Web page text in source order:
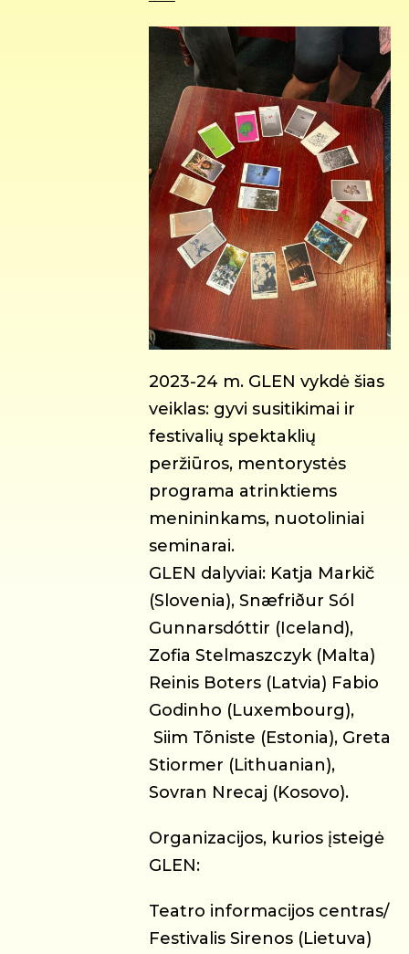
2023-24 m. GLEN vykdė šias
veiklas: gyvi susitikimai ir
festivalių spektaklių
peržiūros, mentorystės
programa atrinktiems
menininkams, nuotoliniai
seminarai.
GLEN dalyviai: Katja Markič
(Slovenia), Snæfriður Sól
Gunnarsdóttir (Iceland),
Zofia Stelmaszczyk (Malta)
Reinis Boters (Latvia) Fabio
Godinho (Luxembourg),
Siim Tõniste (Estonia), Greta
Stiormer (Lithuanian),
Sovran Nrecaj (Kosovo).
Organizacijos, kurios įsteigė
GLEN:
Teatro informacijos centras/
Festivalis Sirenos (Lietuva)